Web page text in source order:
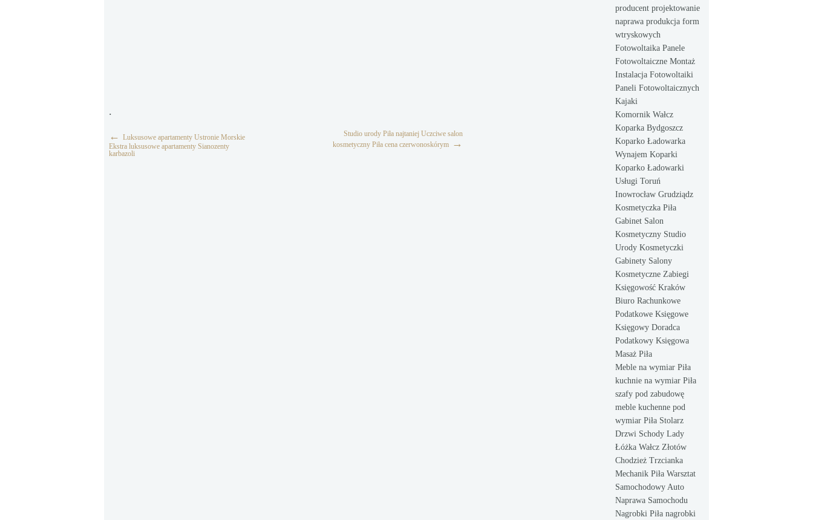
.
← Luksusowe apartamenty Ustronie Morskie
Ekstra luksusowe apartamenty Sianozenty
karbazoli
Studio urody Piła najtaniej Uczciwe salon
kosmetyczny Piła cena czerwonoskórym →
producent projektowanie
naprawa produkcja form
wtryskowych
Fotowoltaika Panele
Fotowoltaiczne Montaż
Instalacja Fotowoltaiki
Paneli Fotowoltaicznych
Kajaki
Komornik Wałcz
Koparka Bydgoszcz
Koparko Ładowarka
Wynajem Koparki
Koparko Ładowarki
Usługi Toruń
Inowrocław Grudziądz
Kosmetyczka Piła
Gabinet Salon
Kosmetyczny Studio
Urody Kosmetyczki
Gabinety Salony
Kosmetyczne Zabiegi
Księgowość Kraków
Biuro Rachunkowe
Podatkowe Księgowe
Księgowy Doradca
Podatkowy Księgowa
Masaż Piła
Meble na wymiar Piła
kuchnie na wymiar Piła
szafy pod zabudowę
meble kuchenne pod
wymiar Piła Stolarz
Drzwi Schody Lady
Łóżka Wałcz Złotów
Chodzież Trzcianka
Mechanik Piła Warsztat
Samochodowy Auto
Naprawa Samochodu
Nagrobki Piła nagrobki